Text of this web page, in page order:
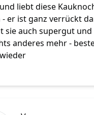
liebt diese
- er ist ganz verrückt
sie auch supergut
anderes mehr -